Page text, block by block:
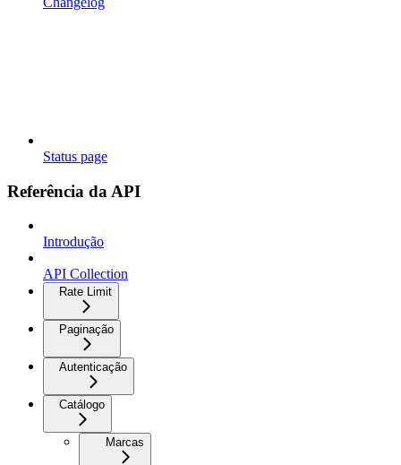
Status page
Referência da API
Introdução
API Collection
Rate Limit
Paginação
Autenticação
Catálogo
Marcas